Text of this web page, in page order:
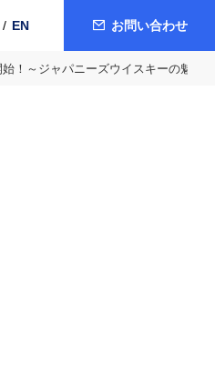
EN お問い合わせ
！～ジャパニーズウイスキーの魅力